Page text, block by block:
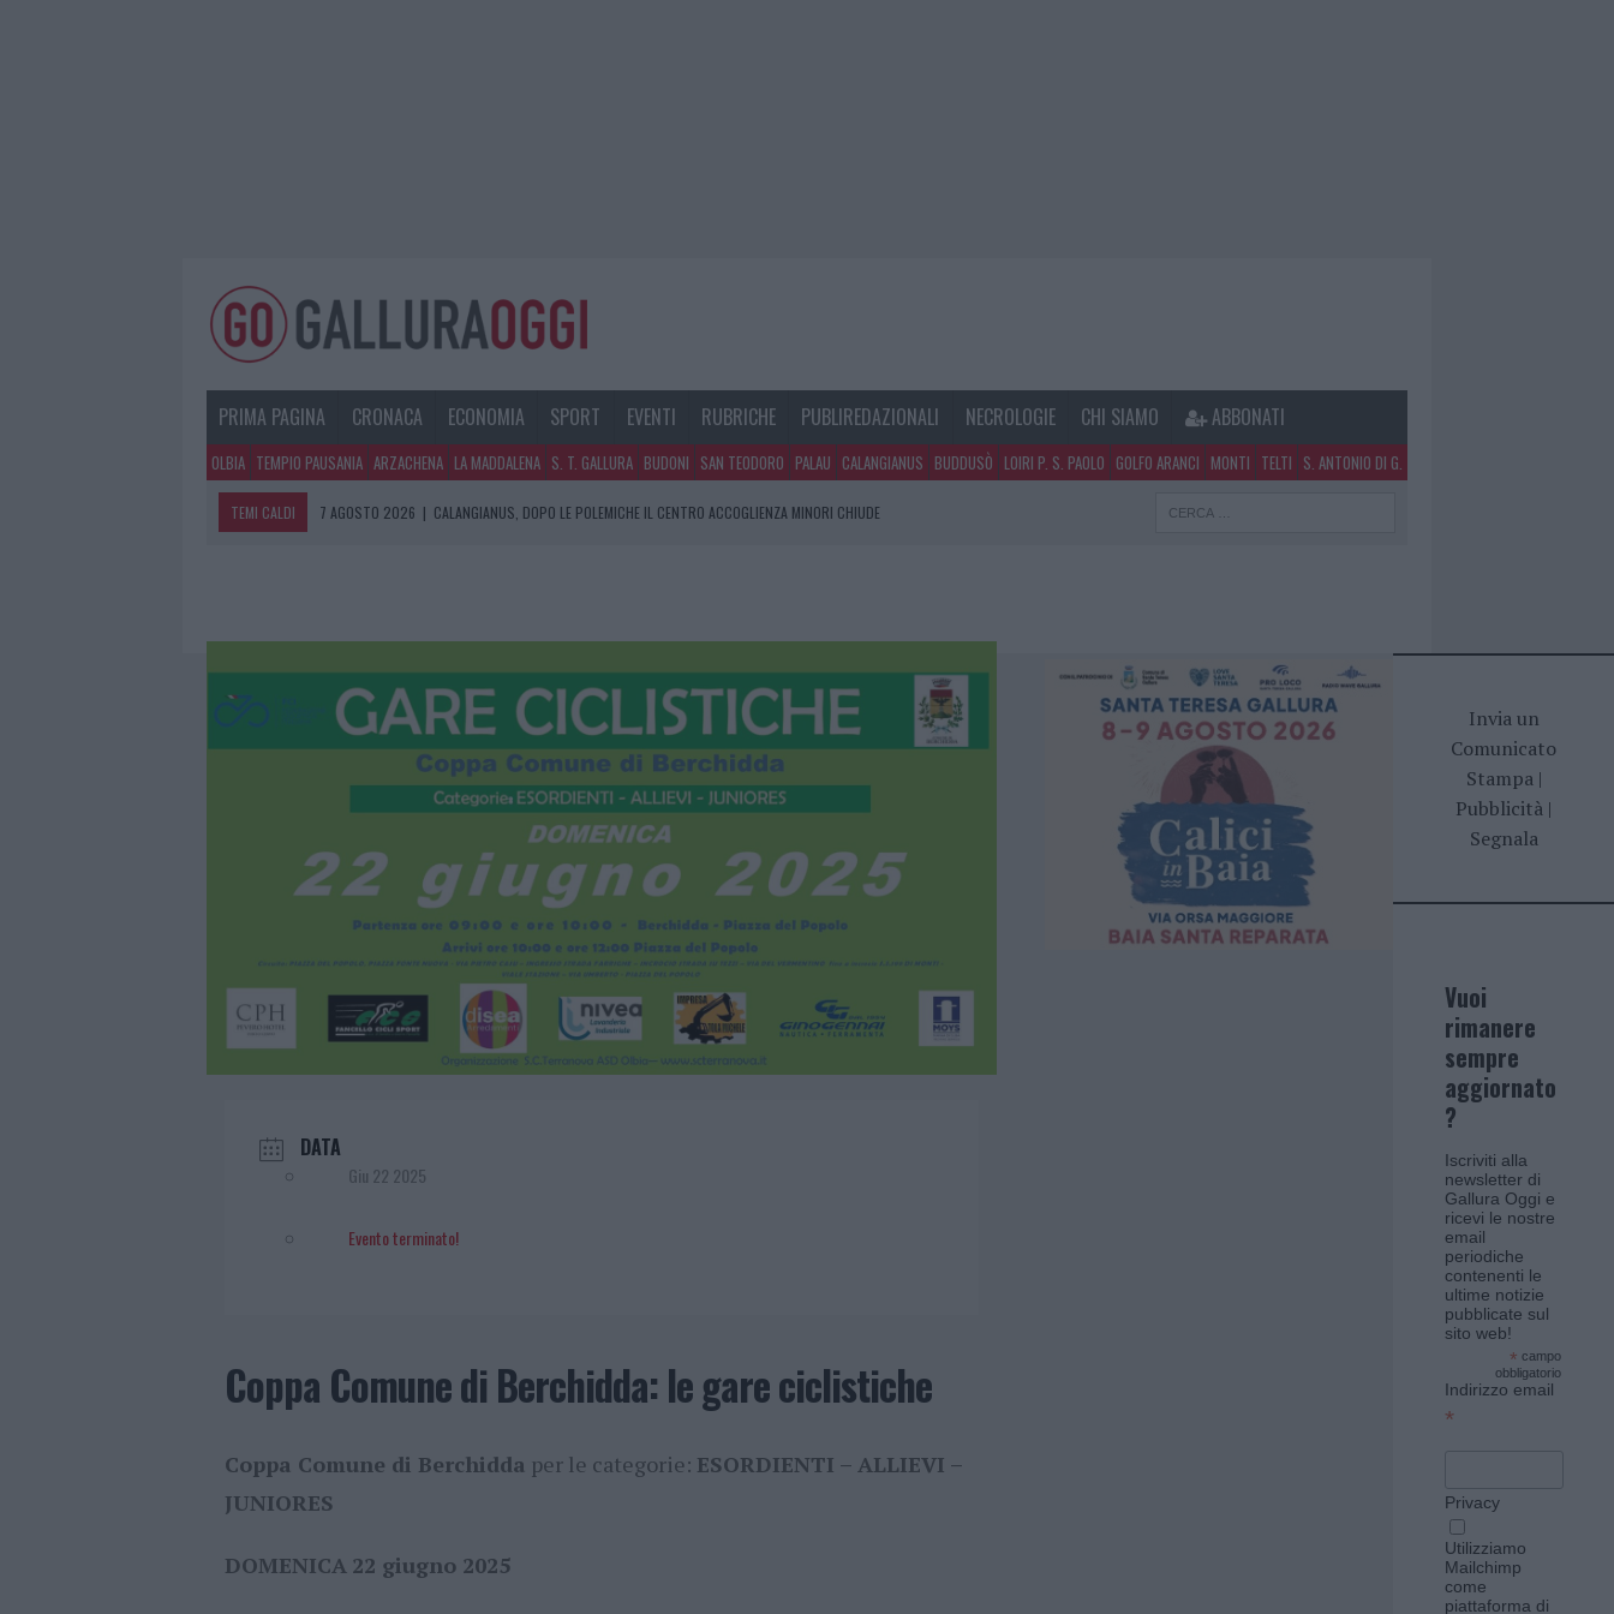
PRIMA PAGINA CRONACA ECONOMIA SPORT EVENTI RUBRICHE PUBLIREDAZIONALI NECROLOGIE CHI SIAMO ABBONATI
OLBIA TEMPIO PAUSANIA ARZACHENA LA MADDALENA S. T. GALLURA BUDONI SAN TEODORO PALAU CALANGIANUS BUDDUSÒ LOIRI P. S. PAOLO GOLFO ARANCI MONTI TELTI S. ANTONIO DI G.
TEMI CALDI 7 AGOSTO 2026 | CALANGIANUS, DOPO LE POLEMICHE IL CENTRO ACCOGLIENZA MINORI CHIUDE
7 AGOSTO 2026 | MICHELLE HUNZIKER IN GALLURA, BELLA ANCHE DAL VIVO: UN AMICO VIP SVELA COME FA
DATA
Giu 22 2025
Evento terminato!
Coppa Comune di Berchidda: le gare ciclistiche
Coppa Comune di Berchidda per le categorie: ESORDIENTI – ALLIEVI –
JUNIORES
DOMENICA 22 giugno 2025
Invia un
Comunicato
Stampa|
Pubblicità |
Segnala
Vuoi
rimanere
sempre
aggiornato
?
Iscriviti alla
newsletter di
Gallura Oggi e
ricevi le nostre
email
periodiche
contenenti le
ultime notizie
pubblicate sul
sito web!
* campo
obbligatorio
Indirizzo email
*
Privacy
Utilizziamo
Mailchimp
come
piattaforma di